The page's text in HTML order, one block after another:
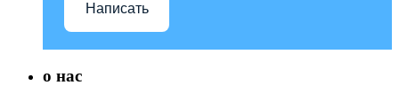
Написать
о нас